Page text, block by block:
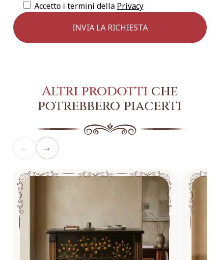
Accetto i termini della Privacy
Altri prodotti che
potrebbero piacerti
← →